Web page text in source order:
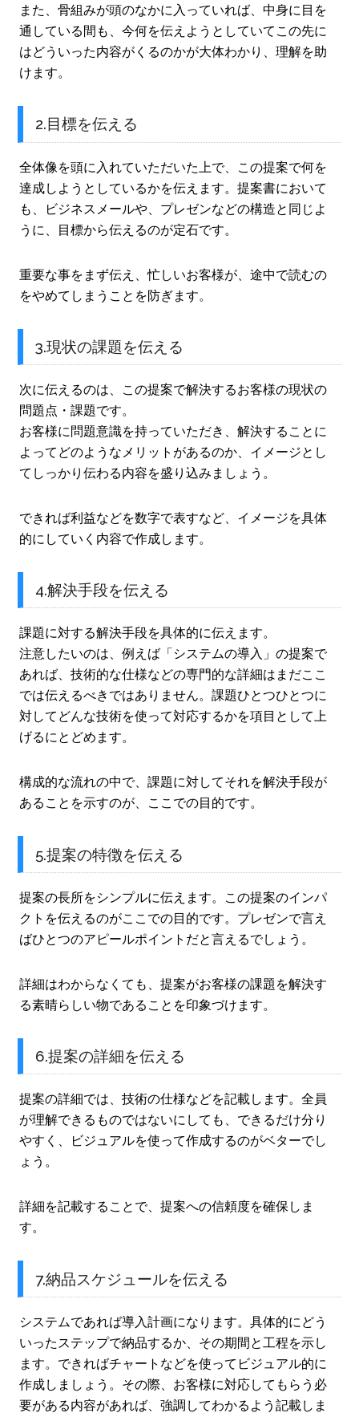
また、骨組みが頭のなかに入っていれば、中身に目を
通している間も、今何を伝えようとしていてこの先に
はどういった内容がくるのかが大体わかり、理解を助
けます。
2.目標を伝える
全体像を頭に入れていただいた上で、この提案で何を
達成しようとしているかを伝えます。提案書において
も、ビジネスメールや、プレゼンなどの構造と同じよ
うに、目標から伝えるのが定石です。
重要な事をまず伝え、忙しいお客様が、途中で読むの
をやめてしまうことを防ぎます。
3.現状の課題を伝える
次に伝えるのは、この提案で解決するお客様の現状の
問題点・課題です。
お客様に問題意識を持っていただき、解決することに
よってどのようなメリットがあるのか、イメージとし
てしっかり伝わる内容を盛り込みましょう。
できれば利益などを数字で表すなど、イメージを具体
的にしていく内容で作成します。
4.解決手段を伝える
課題に対する解決手段を具体的に伝えます。
注意したいのは、例えば「システムの導入」の提案で
あれば、技術的な仕様などの専門的な詳細はまだここ
では伝えるべきではありません。課題ひとつひとつに
対してどんな技術を使って対応するかを項目として上
げるにとどめます。
構成的な流れの中で、課題に対してそれを解決手段が
あることを示すのが、ここでの目的です。
5.提案の特徴を伝える
提案の長所をシンプルに伝えます。この提案のインパ
クトを伝えるのがここでの目的です。プレゼンで言え
ばひとつのアピールポイントだと言えるでしょう。
詳細はわからなくても、提案がお客様の課題を解決す
る素晴らしい物であることを印象づけます。
6.提案の詳細を伝える
提案の詳細では、技術の仕様などを記載します。全員
が理解できるものではないにしても、できるだけ分り
やすく、ビジュアルを使って作成するのがベターでし
ょう。
詳細を記載することで、提案への信頼度を確保しま
す。
7.納品スケジュールを伝える
システムであれば導入計画になります。具体的にどう
いったステップで納品するか、その期間と工程を示し
ます。できればチャートなどを使ってビジュアル的に
作成しましょう。その際、お客様に対応してもらう必
要がある内容があれば、強調してわかるよう記載しま